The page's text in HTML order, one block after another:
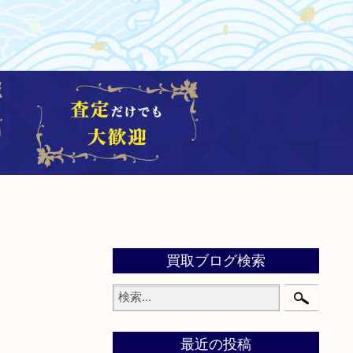
買取ブログ検索
最近の投稿